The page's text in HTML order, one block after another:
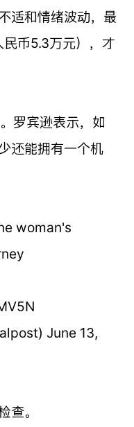
适和情绪波动，最
币5.3万元），才
罗宾逊表示，如
还能拥有一个机
woman's
June 13,
查。